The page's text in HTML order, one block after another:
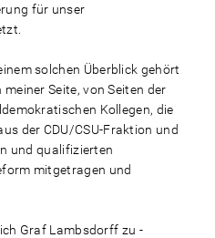
für unser
solchen Überblick gehört
Seite, von Seiten der
Kollegen, die
der CDU/CSU-Fraktion und
und qualifizierten
mitgetragen und
Graf Lambsdorff zu -